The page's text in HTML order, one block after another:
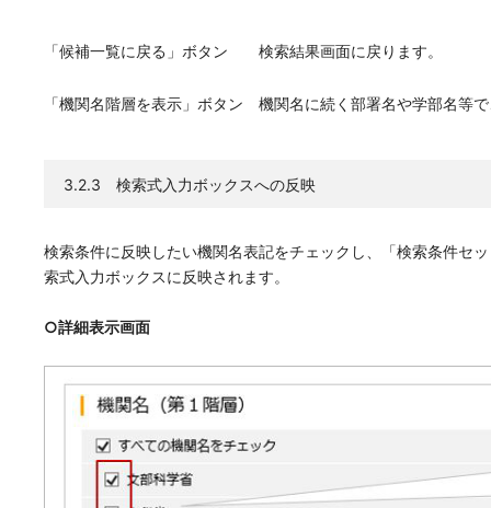
「候補一覧に戻る」ボタン 検索結果画面に戻ります。
「機関名階層を表示」ボタン 機関名に続く部署名や学部名等
3.2.3 検索式入力ボックスへの反映
検索条件に反映したい機関名表記をチェックし、「検索条件セ
索式入力ボックスに反映されます。
○詳細表示画面